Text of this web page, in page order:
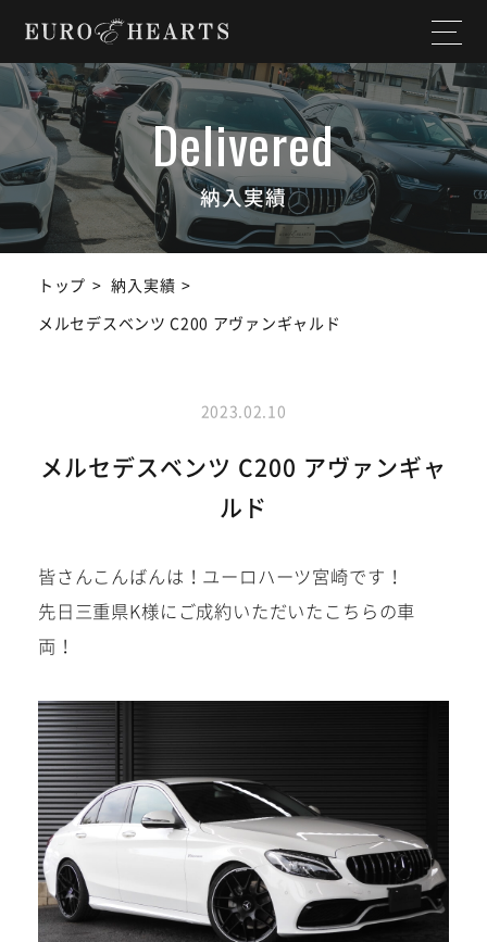
ホーム
私たちについて
選ばれる理由
サービス内容
店舗情報
納入実績
作業実績
チャンネル
お問い合わせ
ランドクルーザー
SDGs宣言
在庫車
中!
納入実績
トップ
納入実績
メルセデスベンツ C200 アヴァンギャルド
2023.02.10
メルセデスベンツ C200 アヴァンギャ
ルド
皆さんこんばんは！ユーロハーツ宮崎です！
先日三重県K様にご成約いただいたこちらの車
両！